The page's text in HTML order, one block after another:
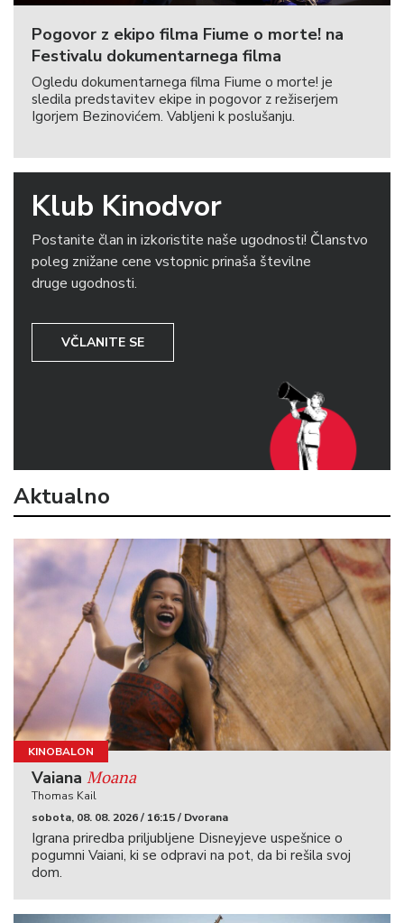
Pogovor z ekipo filma Fiume o morte! na
Festivalu dokumentarnega filma
Ogledu dokumentarnega filma Fiume o morte! je
sledila predstavitev ekipe in pogovor z režiserjem
Igorjem Bezinovićem. Vabljeni k poslušanju.
Klub Kinodvor
Postanite član in izkoristite naše ugodnosti! Članstvo
poleg znižane cene vstopnic prinaša številne
druge ugodnosti.
VČLANITE SE
Aktualno
KINOBALON
Vaiana Moana
Thomas Kail
sobota, 08. 08. 2026 / 16:15 / Dvorana
Igrana priredba priljubljene Disneyjeve uspešnice o
pogumni Vaiani, ki se odpravi na pot, da bi rešila svoj
dom.